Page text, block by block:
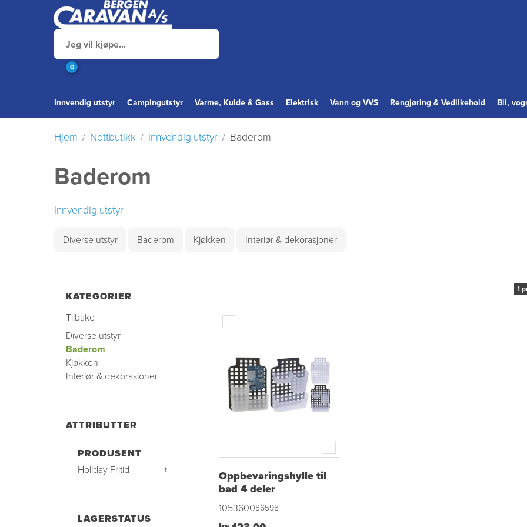
0
Innvendig utstyr Campingutstyr Varme, Kulde & Gass Elektrisk Vann og VVS Rengjøring & Vedlikehold Bil,
Hjem Nettbutikk Innvendig utstyr Baderom
Baderom
Innvendig utstyr
Diverse utstyr Baderom Kjøkken Interiør & dekorasjoner
KATEGORIER
Tilbake
Diverse utstyr
Baderom
Kjøkken
Interiør & dekorasjoner
ATTRIBUTTER
PRODUSENT
Holiday Fritid
1
LAGERSTATUS
1
Oppbevaringshylle til
bad 4 deler
105360086598